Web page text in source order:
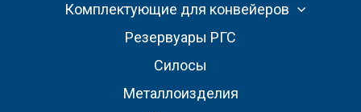
Комплектующие для конвейеров
Резервуары РГС
Силосы
Металлоизделия